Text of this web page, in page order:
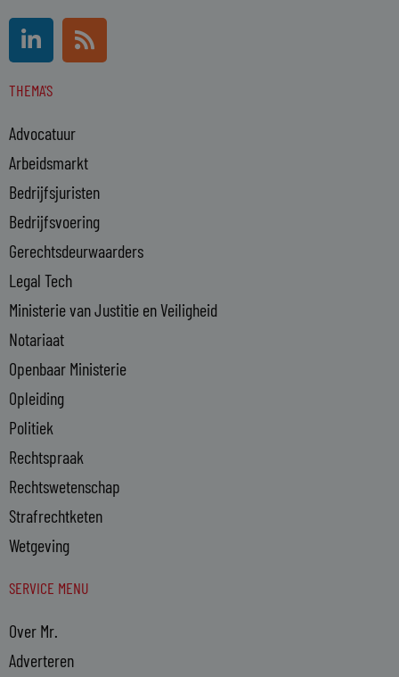
L
i
n
k
d
i
n
-
i
n
R
s
s
THEMA'S
Advocatuur
Arbeidsmarkt
Bedrijfsjuristen
Bedrijfsvoering
Gerechtsdeurwaarders
Legal Tech
Ministerie van Justitie en Veiligheid
Notariaat
Openbaar Ministerie
Opleiding
Politiek
Rechtspraak
Rechtswetenschap
Strafrechtketen
Wetgeving
SERVICE MENU
Over Mr.
Adverteren